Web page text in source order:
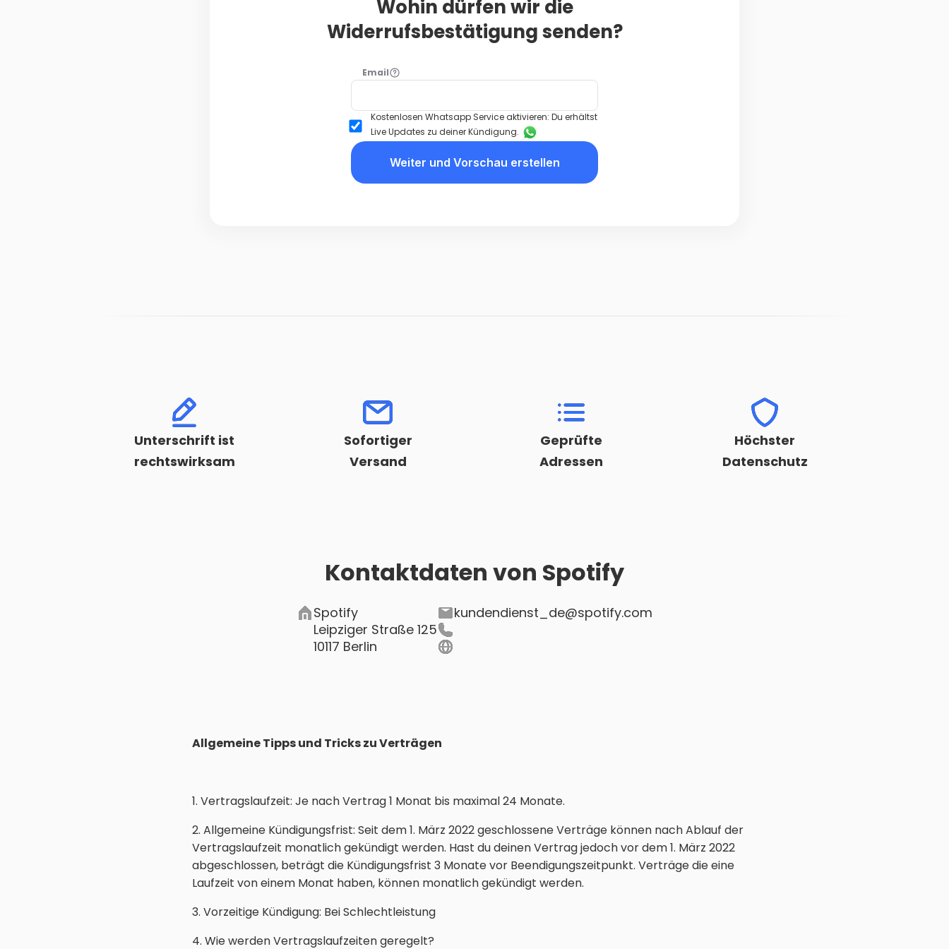
Wohin dürfen wir die
Widerrufsbestätigung senden?
Email
Kostenlosen Whatsapp Service aktivieren: Du erhältst
Live Updates zu deiner Kündigung.
Weiter und Vorschau erstellen
Unterschrift ist
rechtswirksam
Sofortiger
Versand
Geprüfte
Adressen
Höchster
Datenschutz
Kontaktdaten von Spotify
Spotify
Leipziger Straße 125
10117 Berlin
kundendienst_de@spotify.com
Allgemeine Tipps und Tricks zu Verträgen
1. Vertragslaufzeit: Je nach Vertrag 1 Monat bis maximal 24 Monate.
2. Allgemeine Kündigungsfrist: Seit dem 1. März 2022 geschlossene Verträge können nach Ablauf der
Vertragslaufzeit monatlich gekündigt werden. Hast du deinen Vertrag jedoch vor dem 1. März 2022
abgeschlossen, beträgt die Kündigungsfrist 3 Monate vor Beendigungszeitpunkt. Verträge die eine
Laufzeit von einem Monat haben, können monatlich gekündigt werden.
3. Vorzeitige Kündigung: Bei Schlechtleistung
4. Wie werden Vertragslaufzeiten geregelt?